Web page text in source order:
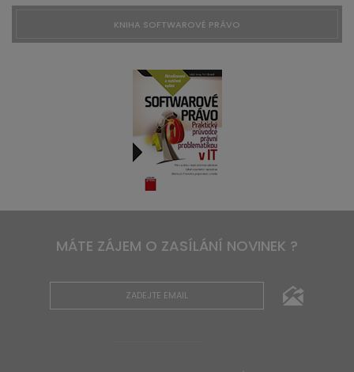
KNIHA SOFTWAROVÉ PRÁVO
MÁTE ZÁJEM O ZASÍLÁNÍ NOVINEK ?